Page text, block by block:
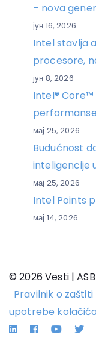
– nova
јун 16, 2026
Intel stavlja
procesore,
јун 8, 2026
Intel® Core™
мај 25, 2026
Budućnost
inteligencije
мај 25, 2026
Intel Points
мај 14, 2026
© 2026 Vesti |
Pravilnik o
upotrebe
LinkedinFacebook
YouTube